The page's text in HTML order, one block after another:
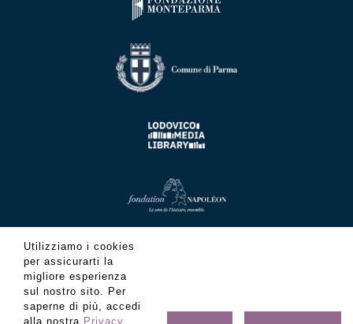
Utilizziamo i cookies
per assicurarti la
migliore esperienza
sul nostro sito. Per
saperne di più, accedi
alla nostra Privacy